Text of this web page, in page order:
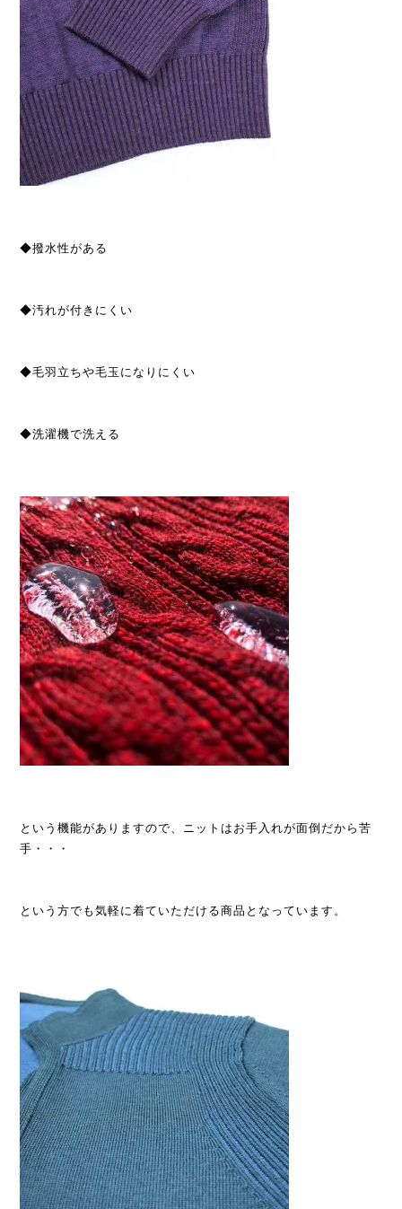
◆撥水性がある
◆汚れが付きにくい
◆毛羽立ちや毛玉になりにくい
◆洗濯機で洗える
という機能がありますので、ニットはお手入れが面倒だから苦
手・・・
という方でも気軽に着ていただける商品となっています。